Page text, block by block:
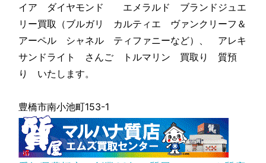
イア ダイヤモンド エメラルド ブランドジュエ
リー買取（ブルガリ カルティエ ヴァンクリーフ＆
アーペル シャネル ティファニーなど）、 アレキ
サンドライト さんご トルマリン 買取り 質預
り いたします。
豊橋市南小池町153-1